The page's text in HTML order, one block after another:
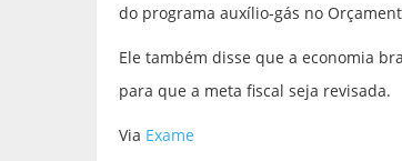
do programa auxílio-gás no
Ele também disse que a economia
para que a meta fiscal seja revisada.
Via Exame